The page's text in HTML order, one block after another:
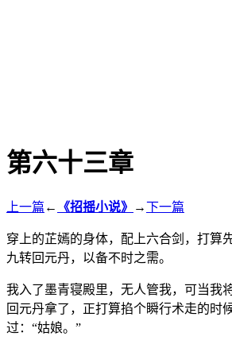
第六十三章
上一篇 ← 《招摇小说》 →下一篇
穿上的芷嫣的身体，配上六合剑，打算
九转回元丹，以备不时之需。
我入了墨青寝殿里，无人管我，可当我
回元丹拿了，正打算掐个瞬行术走的时
过：“姑娘。”